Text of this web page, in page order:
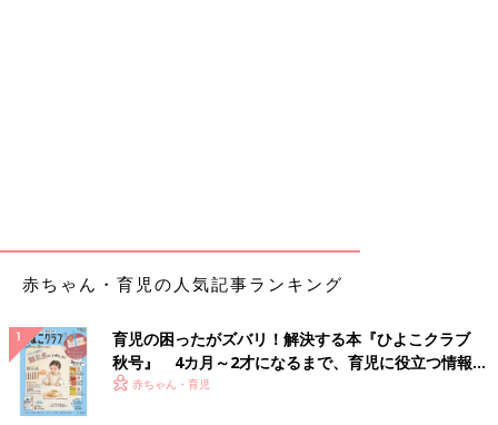
りでした。ときどき友人に頼まれては似顔絵を描いていました。
ードすぎて、似顔絵に専念することに
赤ちゃん・育児の人気記事ランキング
育児の困ったがズバリ！解決する本『ひよこクラブ
秋号』 4カ月～2才になるまで、育児に役立つ情報が
いっぱい！
赤ちゃん・育児